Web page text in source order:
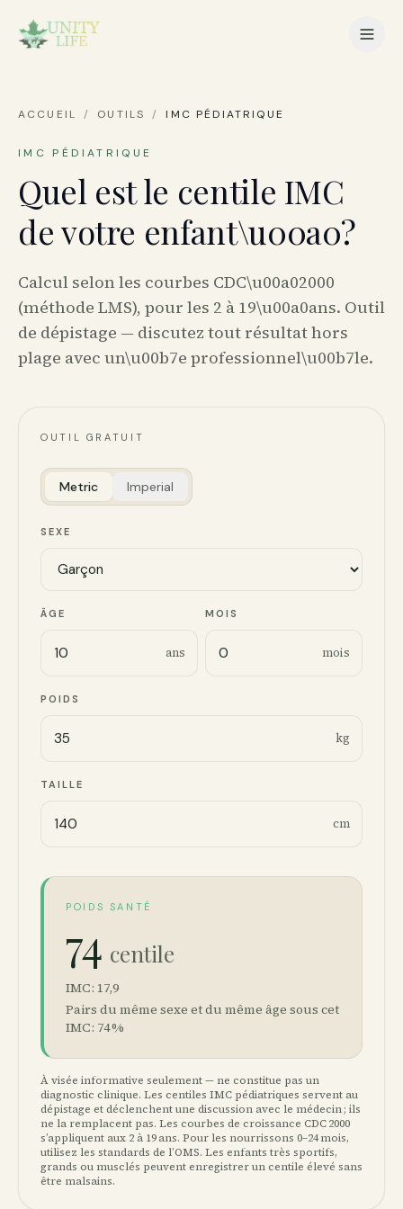
ACCUEIL / OUTILS / IMC PÉDIATRIQUE
IMC PÉDIATRIQUE
Quel est le centile IMC
de votre enfant\u00a0?
Calcul selon les courbes CDC\u00a02000
(méthode LMS), pour les 2 à 19\u00a0ans. Outil
de dépistage — discutez tout résultat hors
plage avec un\u00b7e professionnel\u00b7le.
OUTIL GRATUIT
Metric Imperial
SEXE
ÂGE
ans
MOIS
mois
POIDS
kg
TAILLE
cm
POIDS SANTÉ
74 centile
IMC : 17,9
Pairs du même sexe et du même âge sous cet
IMC : 74 %
À visée informative seulement — ne constitue pas un
diagnostic clinique. Les centiles IMC pédiatriques servent au
dépistage et déclenchent une discussion avec le médecin ; ils
ne la remplacent pas. Les courbes de croissance CDC 2000
s’appliquent aux 2 à 19 ans. Pour les nourrissons 0–24 mois,
utilisez les standards de l’OMS. Les enfants très sportifs,
grands ou musclés peuvent enregistrer un centile élevé sans
être malsains.